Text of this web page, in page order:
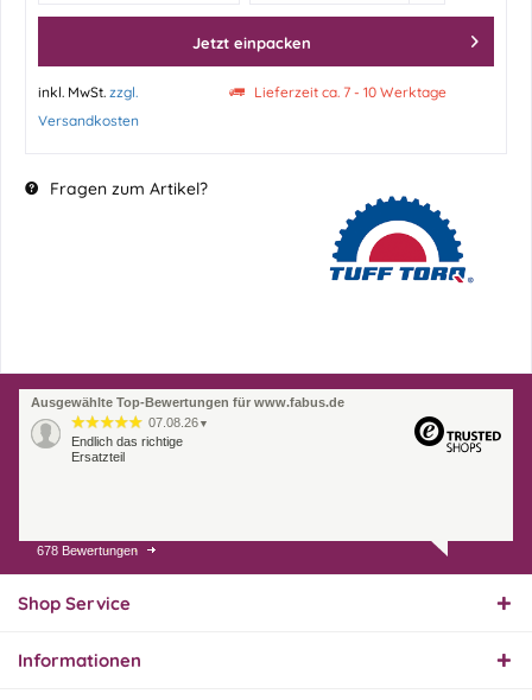
Jetzt einpacken
inkl. MwSt. zzgl.
Versandkosten
Lieferzeit ca. 7 - 10 Werktage
Fragen zum Artikel?
Ausgewählte Top-Bewertungen für www.fabus.de
07.08.26 ▼
Endlich das richtige
Ersatzteil
01.08.26
Innerhalb 2 Tagen Ware
678 Bewertungen
Shop Service
Informationen